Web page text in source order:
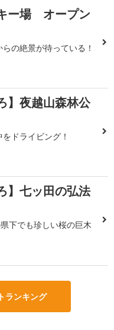
ー場 オープン
の絶景が待っている！
】夜越山森林公
ドライビング！
】七ッ田の弘法
下でも珍しい桜の巨木
ランキング